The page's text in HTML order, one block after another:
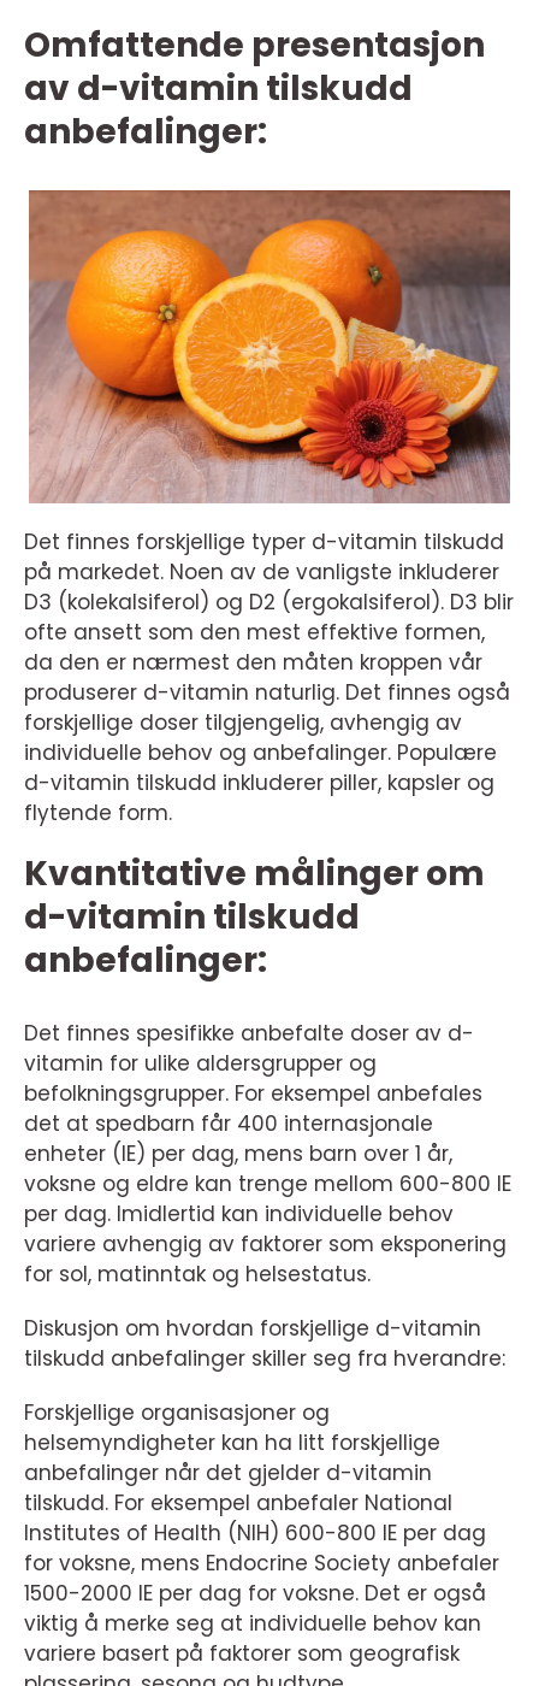
Omfattende presentasjon
av d-vitamin tilskudd
anbefalinger:
Det finnes forskjellige typer d-vitamin tilskudd
på markedet. Noen av de vanligste inkluderer
D3 (kolekalsiferol) og D2 (ergokalsiferol). D3 blir
ofte ansett som den mest effektive formen,
da den er nærmest den måten kroppen vår
produserer d-vitamin naturlig. Det finnes også
forskjellige doser tilgjengelig, avhengig av
individuelle behov og anbefalinger. Populære
d-vitamin tilskudd inkluderer piller, kapsler og
flytende form.
Kvantitative målinger om
d-vitamin tilskudd
anbefalinger:
Det finnes spesifikke anbefalte doser av d-
vitamin for ulike aldersgrupper og
befolkningsgrupper. For eksempel anbefales
det at spedbarn får 400 internasjonale
enheter (IE) per dag, mens barn over 1 år,
voksne og eldre kan trenge mellom 600-800 IE
per dag. Imidlertid kan individuelle behov
variere avhengig av faktorer som eksponering
for sol, matinntak og helsestatus.
Diskusjon om hvordan forskjellige d-vitamin
tilskudd anbefalinger skiller seg fra hverandre:
Forskjellige organisasjoner og
helsemyndigheter kan ha litt forskjellige
anbefalinger når det gjelder d-vitamin
tilskudd. For eksempel anbefaler National
Institutes of Health (NIH) 600-800 IE per dag
for voksne, mens Endocrine Society anbefaler
1500-2000 IE per dag for voksne. Det er også
viktig å merke seg at individuelle behov kan
variere basert på faktorer som geografisk